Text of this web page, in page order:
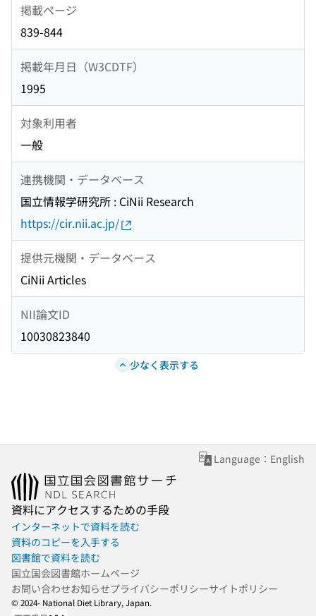
掲載ページ
839-844
掲載年月日（W3CDTF）
1995
対象利用者
一般
連携機関・データベース
国立情報学研究所 : CiNii Research
https://cir.nii.ac.jp/
提供元機関・データベース
CiNii Articles
NII論文ID
10030823840
少なく表示する
Language：English
資料にアクセスするための手段
インターネットで資料を読む
資料のコピーを入手する
図書館で資料を読む
国立国会図書館ホームページ
お問い合わせお知らせプライバシーポリシーサイトポリシー
© 2024- National Diet Library, Japan.